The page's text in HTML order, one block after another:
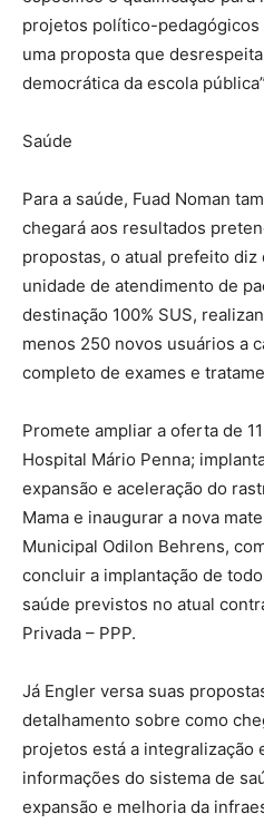
projetos político-pedagógicos
uma proposta que
democrática da escola
Saúde
Para a saúde, Fuad Noman
chegará aos resultados
propostas, o atual prefeito diz
unidade de atendimento de
destinação 100% SUS,
menos 250 novos usuários a
completo de exames e
Promete ampliar a oferta de
Hospital Mário Penna;
expansão e aceleração do
Mama e inaugurar a nova
Municipal Odilon Behrens,
concluir a implantação de
saúde previstos no atual
Privada – PPP.
Já Engler versa suas
detalhamento sobre como
projetos está a integralização
informações do sistema de
expansão e melhoria da